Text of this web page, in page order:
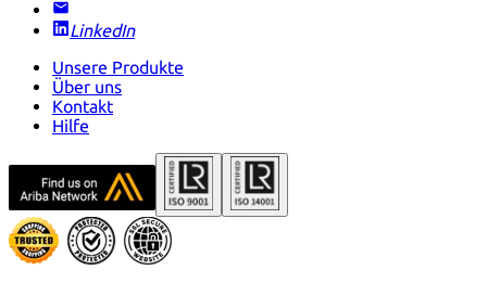
LinkedIn
Unsere Produkte
Über uns
Kontakt
Hilfe